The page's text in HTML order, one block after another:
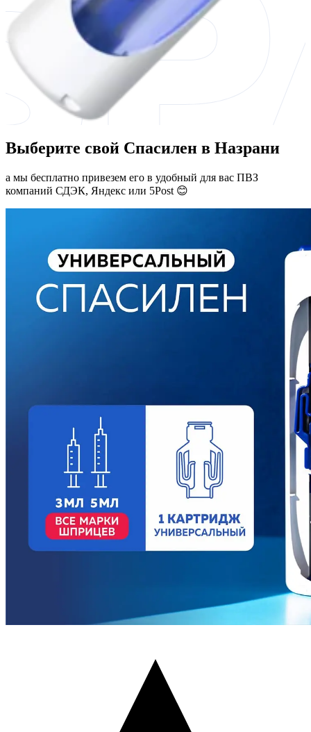
Выберите свой Спасилен в Назрани
а мы бесплатно привезем его в удобный для вас ПВЗ
компаний СДЭК, Яндекс или 5Post 😊